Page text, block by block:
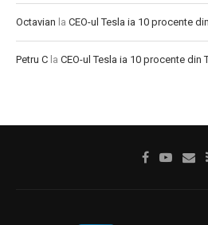
Octavian la CEO-ul Tesla ia 10 procente
Petru C la CEO-ul Tesla ia 10 procente din